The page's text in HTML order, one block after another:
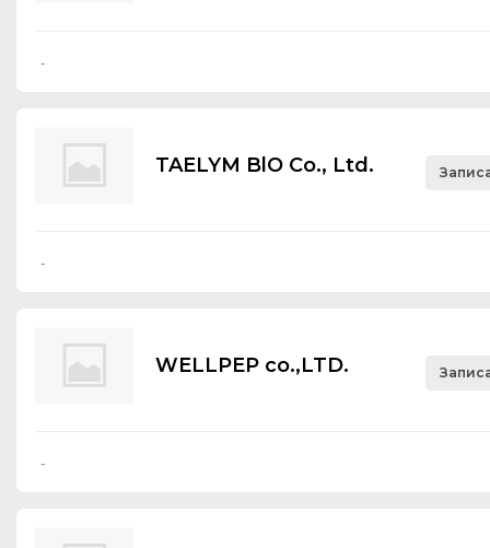
-
TAELYM BlO Со., Ltd.
-
WELLPEP co.,LTD.
-